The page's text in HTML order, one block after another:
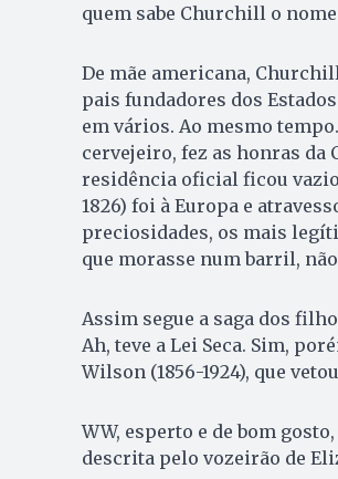
quem sabe Churchill o
De mãe americana,
pais fundadores dos
em vários. Ao mesmo
cervejeiro, fez as honras da
residência oficial ficou
1826) foi à Europa e
preciosidades, os mais
que morasse num barril,
Assim segue a saga dos
Ah, teve a Lei Seca. Sim,
Wilson (1856-1924), que
WW, esperto e de bom
descrita pelo vozeirão de